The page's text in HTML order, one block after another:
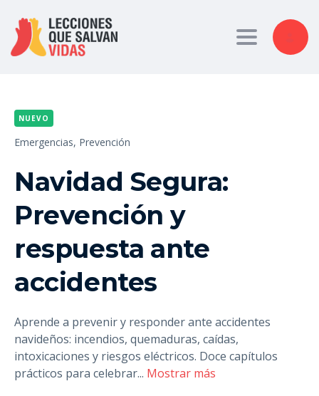
Toggle
Emergencias, Prevención
NUEVO
Navidad Segura:
Prevención y
respuesta ante
accidentes
Aprende a prevenir y responder ante accidentes
navideños: incendios, quemaduras, caídas,
intoxicaciones y riesgos eléctricos. Doce capítulos
prácticos para celebrar... Mostrar más